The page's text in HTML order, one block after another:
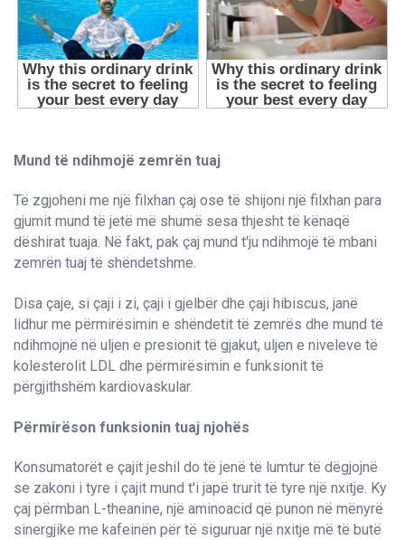
Mund të ndihmojë zemrën tuaj
Të zgjoheni me një filxhan çaj ose të shijoni një filxhan para
gjumit mund të jetë më shumë sesa thjesht të kënaqë
dëshirat tuaja. Në fakt, pak çaj mund t'ju ndihmojë të mbani
zemrën tuaj të shëndetshme.
Disa çaje, si çaji i zi, çaji i gjelbër dhe çaji hibiscus, janë
lidhur me përmirësimin e shëndetit të zemrës dhe mund të
ndihmojnë në uljen e presionit të gjakut, uljen e niveleve të
kolesterolit LDL dhe përmirësimin e funksionit të
përgjithshëm kardiovaskular.
Përmirëson funksionin tuaj njohës
Konsumatorët e çajit jeshil do të jenë të lumtur të dëgjojnë
se zakoni i tyre i çajit mund t'i japë trurit të tyre një nxitje. Ky
çaj përmban L-theanine, një aminoacid që punon në mënyrë
sinergjike me kafeinën për të siguruar një nxitje më të butë